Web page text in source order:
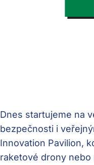
Dnes startujeme na
bezpečnosti i
Innovation Pavilion,
raketové drony